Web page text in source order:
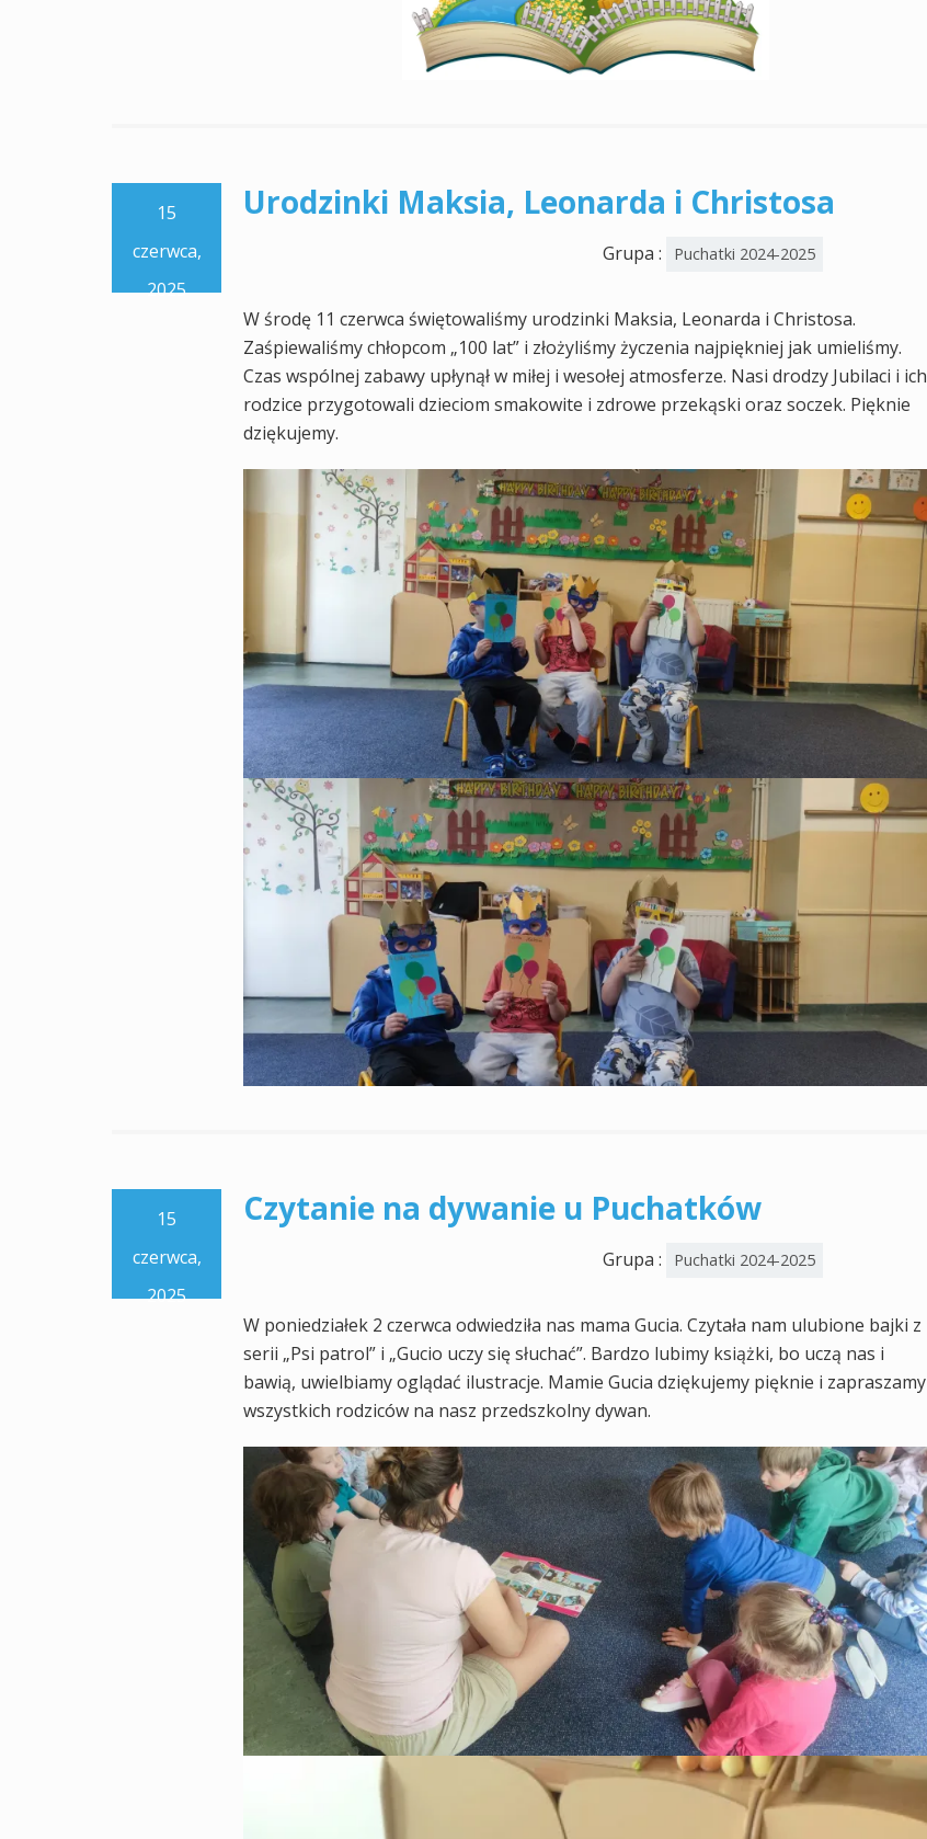
15
czerwca,
2025
Urodzinki Maksia, Leonarda i Christosa
Grupa : Puchatki 2024-2025
W środę 11 czerwca świętowaliśmy urodzinki Maksia, Leonarda i Christosa.
Zaśpiewaliśmy chłopcom „100 lat” i złożyliśmy życzenia najpiękniej jak umieliśmy.
Czas wspólnej zabawy upłynął w miłej i wesołej atmosferze. Nasi drodzy Jubilaci i ich
rodzice przygotowali dzieciom smakowite i zdrowe przekąski oraz soczek. Pięknie
dziękujemy.
15
czerwca,
2025
Czytanie na dywanie u Puchatków
Grupa : Puchatki 2024-2025
W poniedziałek 2 czerwca odwiedziła nas mama Gucia. Czytała nam ulubione bajki z
serii „Psi patrol” i „Gucio uczy się słuchać”. Bardzo lubimy książki, bo uczą nas i
bawią, uwielbiamy oglądać ilustracje. Mamie Gucia dziękujemy pięknie i zapraszamy
wszystkich rodziców na nasz przedszkolny dywan.